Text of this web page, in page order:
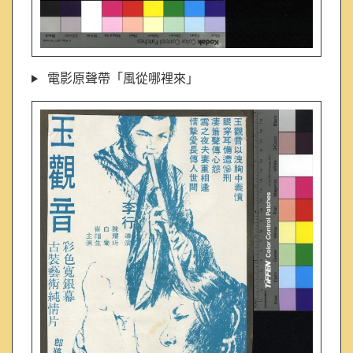
電影原聲帶「風從哪裡來」